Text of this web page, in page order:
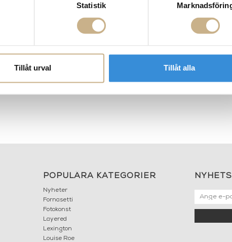
Statistik
Tillåt urval Tillåt alla
POPULÄRA KATEGORIER
Nyheter
Fornasetti
Fotokonst
Layered
Lexington
Louise Roe